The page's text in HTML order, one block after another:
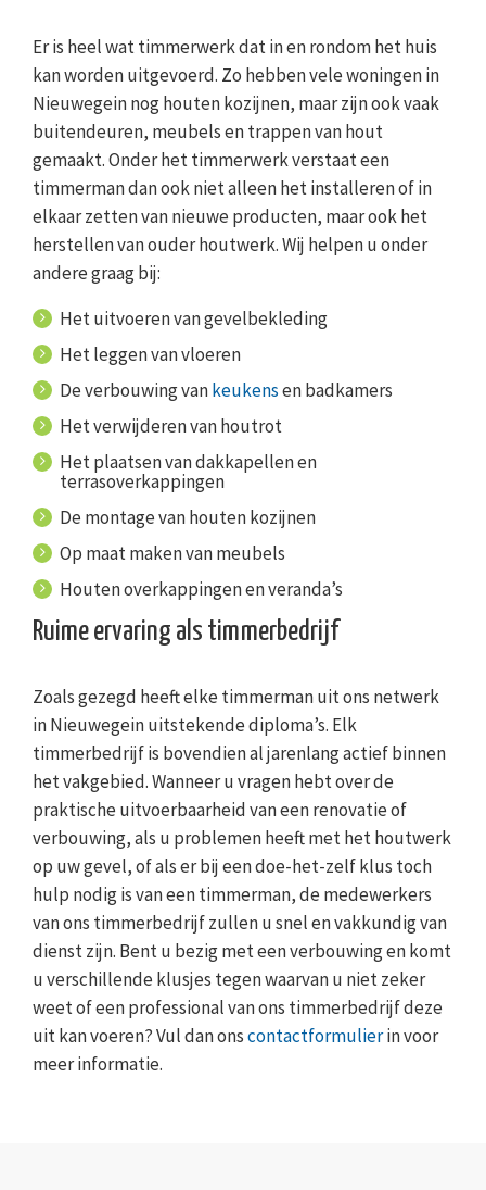
Er is heel wat timmerwerk dat in en rondom het huis
kan worden uitgevoerd. Zo hebben vele woningen in
Nieuwegein nog houten kozijnen, maar zijn ook vaak
buitendeuren, meubels en trappen van hout
gemaakt. Onder het timmerwerk verstaat een
timmerman dan ook niet alleen het installeren of in
elkaar zetten van nieuwe producten, maar ook het
herstellen van ouder houtwerk. Wij helpen u onder
andere graag bij:
Het uitvoeren van gevelbekleding
Het leggen van vloeren
De verbouwing vankeukensen badkamers
Het verwijderen van houtrot
Het plaatsen van dakkapellen en
terrasoverkappingen
De montage van houten kozijnen
Op maat maken van meubels
Houten overkappingen en veranda’s
Ruime ervaring als timmerbedrijf
Zoals gezegd heeft elke timmerman uit ons netwerk
in Nieuwegein uitstekende diploma’s. Elk
timmerbedrijf is bovendien al jarenlang actief binnen
het vakgebied. Wanneer u vragen hebt over de
praktische uitvoerbaarheid van een renovatie of
verbouwing, als u problemen heeft met het houtwerk
op uw gevel, of als er bij een doe-het-zelf klus toch
hulp nodig is van een timmerman, de medewerkers
van ons timmerbedrijf zullen u snel en vakkundig van
dienst zijn. Bent u bezig met een verbouwing en komt
u verschillende klusjes tegen waarvan u niet zeker
weet of een professional van ons timmerbedrijf deze
uit kan voeren? Vul dan onscontactformulierin voor
meer informatie.